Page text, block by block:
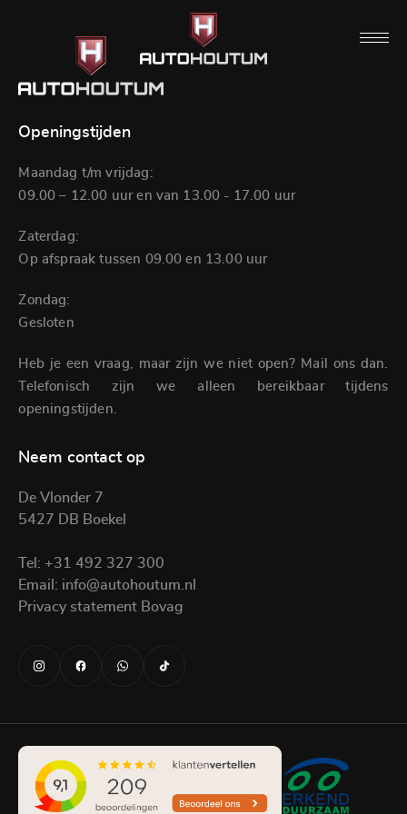
Openingstijden
Maandag t/m vrijdag:
09.00 – 12.00 uur en van 13.00 - 17.00 uur
Zaterdag:
Op afspraak tussen 09.00 en 13.00 uur
Zondag:
Gesloten
Heb je een vraag, maar zijn we niet open? Mail ons dan.
Telefonisch zijn we alleen bereikbaar tijdens
openingstijden.
Neem contact op
De Vlonder 7
5427 DB Boekel
Tel: +31 492 327 300
Email: info@autohoutum.nl
Privacy statement Bovag